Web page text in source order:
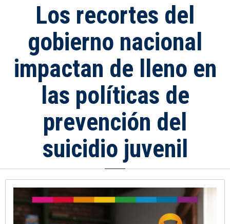
Los recortes del
gobierno nacional
impactan de lleno en
las políticas de
prevención del
suicidio juvenil